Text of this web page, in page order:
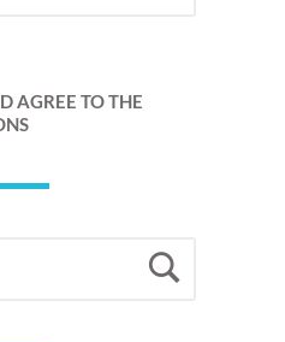
AGREE TO THE